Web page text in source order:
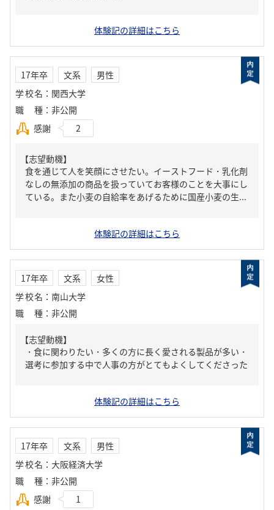
体験記の詳細はこちら
17年卒 文系
男性
学校名 ： 関西大学
職種 ： 非公開
感謝
2
【志望動機】
食を通じて人を笑顔にさせたい。イーストフード・乳化剤
なしの無添加の商品を扱っていてお客様のことを大事にし
ている。また小麦の自給率をあげるために国産小麦の生...
体験記の詳細はこちら
17年卒 文系
女性
学校名 ： 南山大学
職種 ： 非公開
【志望動機】
・食に関わりたい・多くの方に長く愛される製品が多い・
選考に参加する中で人事の方がとてもよくしてくださった
体験記の詳細はこちら
17年卒 文系
男性
学校名 ： 大阪経済大学
職種 ： 非公開
感謝
1